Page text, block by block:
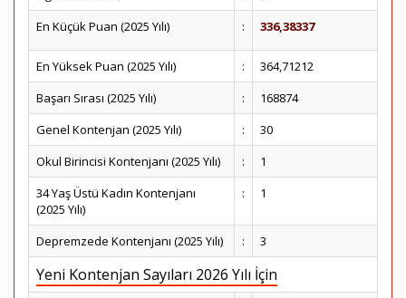
En Küçük Puan (2025 Yılı)
: 336,38337
En Yüksek Puan (2025 Yılı) :
364,71212
Başarı Sırası (2025 Yılı)
:
168874
Genel Kontenjan (2025 Yılı)
:
30
Okul Birincisi Kontenjanı (2025 Yılı)
:
1
34 Yaş Üstü Kadın Kontenjanı
(2025 Yılı)
: 1
Depremzede Kontenjanı (2025 Yılı) : 3
Yeni Kontenjan Sayıları 2026 Yılı İçin